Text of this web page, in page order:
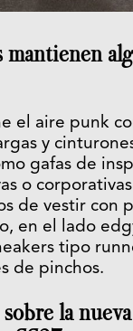
mantienen
el aire punk
y
gafas de
o
de vestir con
en el lado
tipo
de pinchos.
la